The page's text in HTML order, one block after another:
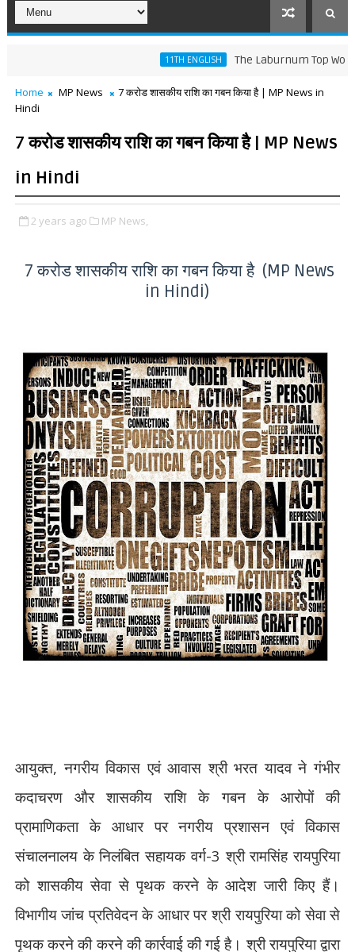
11TH ENGLISH The Laburnum Top Words
Home MP News
7 करोड शासकीय राशि का गबन किया है | MP News in
Hindi
7 करोड शासकीय राशि का गबन किया है | MP News
in Hindi
2 years ago MP News,
7 करोड शासकीय राशि का गबन किया है (MP News
in Hindi)
आयुक्त,नगरीय विकास एवं आवास श्री भरत यादव ने गंभीर
कदाचरण और शासकीय राशि के गबन के आरोपों की
प्रामाणिकता के आधार पर नगरीय प्रशासन एवं विकास
संचालनालय के निलंबित सहायक वर्ग-3 श्री रामसिंह रायपुरिया
को शासकीय सेवा से पृथक करने के आदेश जारी किए हैं।
विभागीय जांच प्रतिवेदन के आधार पर श्री रायपुरिया को सेवा से
पृथक करने की करने की कार्रवाई की गई है। श्री रायपुरिया द्वारा